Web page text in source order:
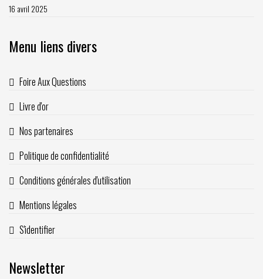
16 avril 2025
Menu liens divers
Foire Aux Questions
Livre d'or
Nos partenaires
Politique de confidentialité
Conditions générales d'utilisation
Mentions légales
S'identifier
Newsletter